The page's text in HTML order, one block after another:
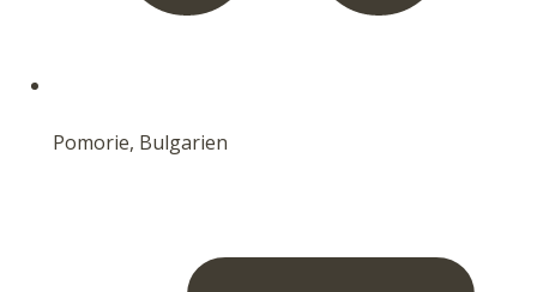
Pomorie, Bulgarien